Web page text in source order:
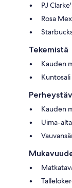
PJ
Rosa
Tekemistä
Kauden
Kuntosali
Kauden
Uima-